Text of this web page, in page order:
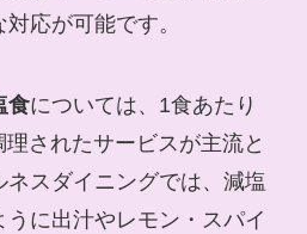
応が可能です。
食については、1食あたり
されたサービスが主流と
スダイニングでは、減塩
に出汁やレモン・スパイ